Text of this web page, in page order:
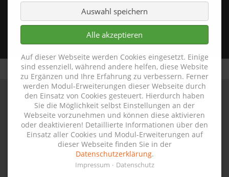
Auswahl speichern
Alle akzeptieren
Auf dieser Webseite werden Cookies eingesetzt. Einige
sind essenziell, während andere helfen, diese Website
zu Ergänzen und Ihre Erfahrung zu verbessern. Ferner
werden Modul-Erweiterungen dieser Webseite durch
den Einsatz von Cookies gesteuert. Hierdurch haben
Sie die Möglichkeit selbst Einstellungen an der
Webseite vorzunehmen und können diese aktivieren
oder deaktivieren! Detaillierte Informationen über den
Einsatz aller Cookies und Modul-Erweiterungen auf
dieser Webseite finden Sie in der
Datenschutzerklärung.
Impressum Datenschutz